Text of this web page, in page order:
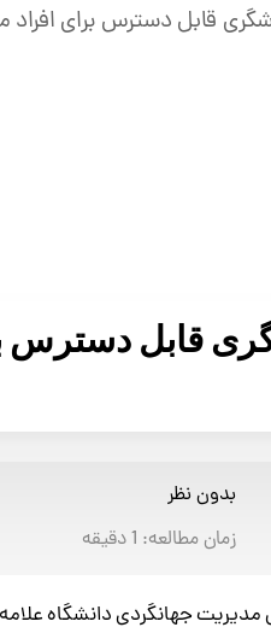
قابل دسترس
بدون نظر
زمان مطالعه: 1دقیقه
جهانگردی دانشگاه